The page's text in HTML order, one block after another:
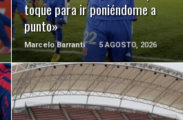
toque para ir poniéndome a
punto»
Marcelo Barranti 5 AGOSTO, 2026